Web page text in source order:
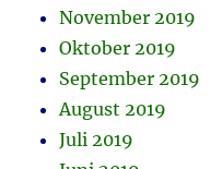
November 2019
Oktober 2019
September 2019
August 2019
Juli 2019